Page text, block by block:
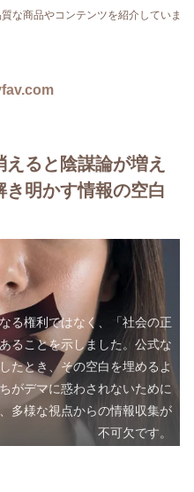
な商品やコンテンツを紹介していま
ると陰謀論が増え
明かす情報の空白
る権利ではなく、「社会の正
ることを示しました。公式な
たとき、その空白を埋めるよ
がデマに惑わされないために
多様な視点からの情報収集が
不可欠です。